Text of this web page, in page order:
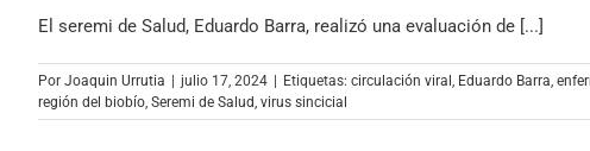
El seremi de Salud, Eduardo Barra, realizó una evaluación de [...]
Por Joaquin Urrutia julio 17, 2024 Etiquetas: circulación viral , Eduardo Barra,
región del biobío, Seremi de Salud, virus sincicial